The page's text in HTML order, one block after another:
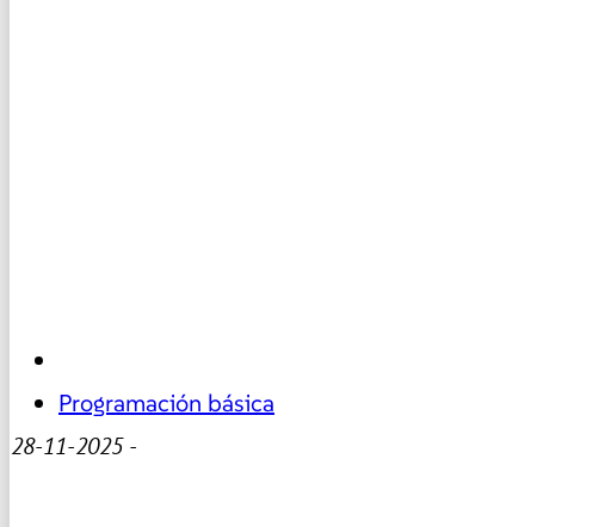
Programación básica
28-11-2025-